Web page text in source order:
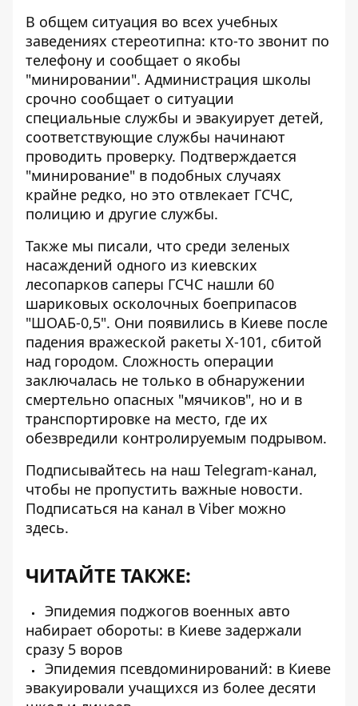
В общем ситуация во всех учебных
заведениях стереотипна: кто-то звонит по
телефону и сообщает о якобы
"минировании". Администрация школы
срочно сообщает о ситуации
специальные службы и эвакуирует детей,
соответствующие службы начинают
проводить проверку. Подтверждается
"минирование" в подобных случаях
крайне редко, но это отвлекает ГСЧС,
полицию и другие службы.
Также мы писали, что среди зеленых
насаждений одного из киевских
лесопарков саперы ГСЧС нашли 60
шариковых осколочных боеприпасов
"ШОАБ-0,5". Они появились в Киеве после
падения вражеской ракеты Х-101, сбитой
над городом. Сложность операции
заключалась не только в обнаружении
смертельно опасных "мячиков", но и в
транспортировке на место, где их
обезвредили контролируемым подрывом.
Подписывайтесь на наш Telegram-канал,
чтобы не пропустить важные новости.
Подписаться на канал в Viber можно
здесь.
ЧИТАЙТЕ ТАКЖЕ:
Эпидемия поджогов военных авто
набирает обороты: в Киеве задержали
сразу 5 воров
Эпидемия псевдоминирований: в Киеве
эвакуировали учащихся из более десяти